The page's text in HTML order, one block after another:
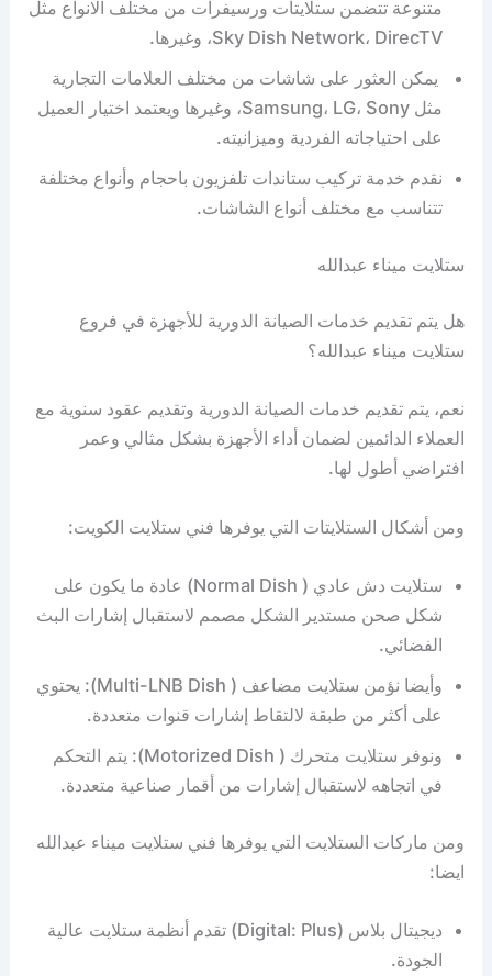
متنوعة تتضمن ستلايتات ورسيفرات من مختلف الانواع مثل
Sky Dish Network، DirecTV، وغيرها.
يمكن العثور على شاشات من مختلف العلامات التجارية
مثل Samsung، LG، Sony، وغيرها ويعتمد اختيار العميل
على احتياجاته الفردية وميزانيته.
نقدم خدمة تركيب ستاندات تلفزيون باحجام وأنواع مختلفة
تتناسب مع مختلف أنواع الشاشات.
ستلايت ميناء عبدالله
هل يتم تقديم خدمات الصيانة الدورية للأجهزة في فروع
ستلايت ميناء عبدالله؟
نعم، يتم تقديم خدمات الصيانة الدورية وتقديم عقود سنوية مع
العملاء الدائمين لضمان أداء الأجهزة بشكل مثالي وعمر
افتراضي أطول لها.
ومن أشكال الستلايتات التي يوفرها فني ستلايت الكويت:
ستلایت دش عادي ( Normal Dish) عادة ما يكون على
شكل صحن مستدير الشكل مصمم لاستقبال إشارات البث
الفضائي.
وأيضا نؤمن ستلايت مضاعف ( Multi-LNB Dish): يحتوي
على أكثر من طبقة لالتقاط إشارات قنوات متعددة.
ونوفر ستلايت متحرك ( Motorized Dish): يتم التحكم
في اتجاهه لاستقبال إشارات من أقمار صناعية متعددة.
ومن ماركات الستلايت التي يوفرها فني ستلايت ميناء عبدالله
ايضا:
ديجيتال بلاس (Digital: Plus) تقدم أنظمة ستلايت عالية
الجودة.